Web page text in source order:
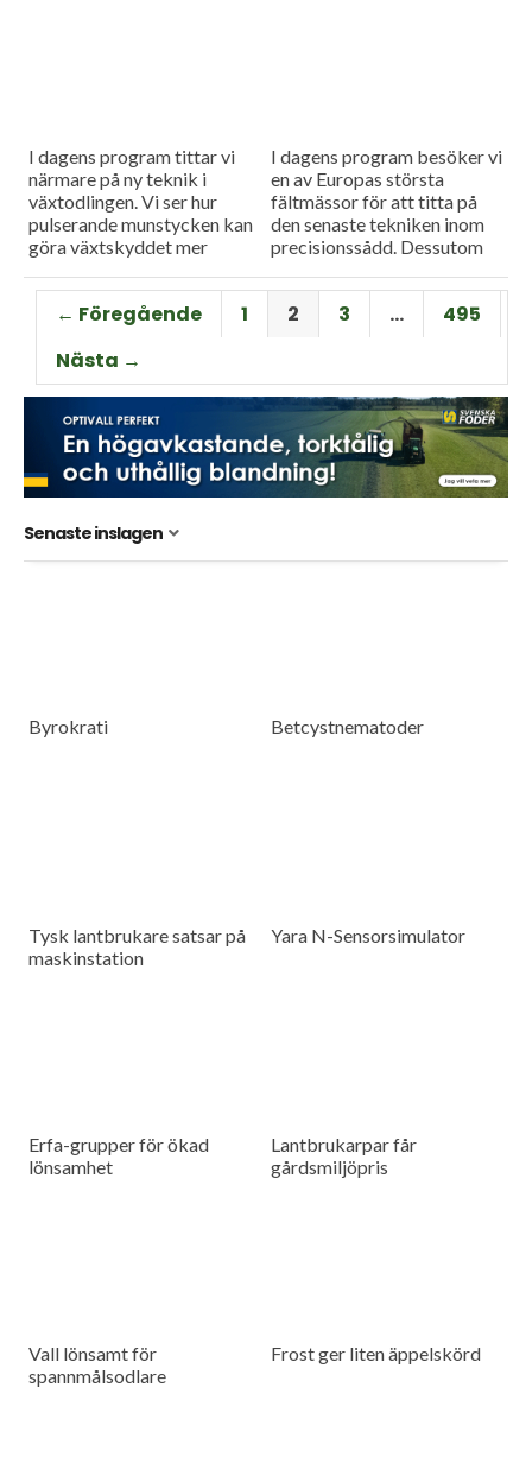
I dagens program tittar vi
närmare på ny teknik i
växtodlingen. Vi ser hur
pulserande munstycken kan
göra växtskyddet mer
såmaskin med tre separata
tankar kan...
I dagens program besöker vi
en av Europas största
fältmässor för att titta på
den senaste tekniken inom
precisionssådd. Dessutom
Farmall M – en
uppkopplad...
← Föregående 1 2 3 …
495
Nästa →
Senaste inslagen
Byrokrati Betcystnematoder
Tysk lantbrukare satsar på
maskinstation
Yara N-Sensorsimulator
Erfa-grupper för ökad
lönsamhet
Lantbrukarpar får
gårdsmiljöpris
Vall lönsamt för
spannmålsodlare
Frost ger liten äppelskörd